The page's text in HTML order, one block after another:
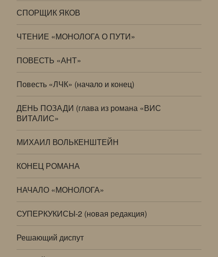
СПОРЩИК ЯКОВ
ЧТЕНИЕ «МОНОЛОГА О ПУТИ»
ПОВЕСТЬ «АНТ»
Повесть «ЛЧК» (начало и конец)
ДЕНЬ ПОЗАДИ (глава из романа «ВИС
ВИТАЛИС»
МИХАИЛ ВОЛЬКЕНШТЕЙН
КОНЕЦ РОМАНА
НАЧАЛО «МОНОЛОГА»
СУПЕРКУКИСЫ-2 (новая редакция)
Решающий диспут